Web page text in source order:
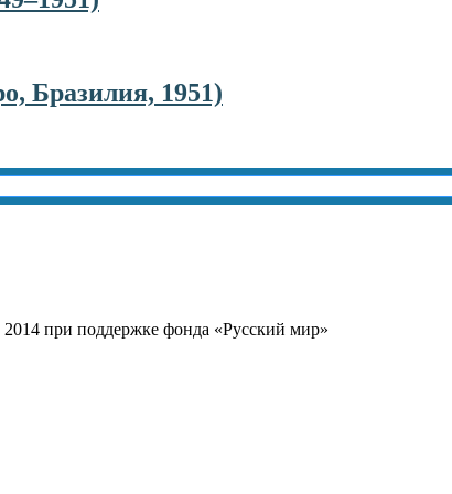
Бразилия, 1951)
при поддержке фонда «Русский мир»